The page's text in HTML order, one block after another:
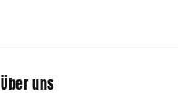
Über uns